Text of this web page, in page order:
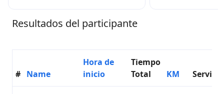
Resultados del participante
# Name
Hora de
inicio
Tiempo
Total
KM Servicio